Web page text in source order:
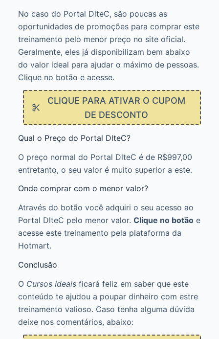
No caso do Portal DlteC, são poucas as
oportunidades de promoções para comprar este
treinamento pelo menor preço no site oficial.
Geralmente, eles já disponibilizam bem abaixo
do valor ideal para ajudar o máximo de pessoas.
Clique no botão e acesse.
CLIQUE PARA ATIVAR O CUPOM
DE DESCONTO
Qual o Preço do Portal DlteC?
O preço normal do Portal DlteC é de R$997,00
entretanto, o seu valor é muito superior a este.
Onde comprar com o menor valor?
Através do botão você adquiri o seu acesso ao
Portal DlteC pelo menor valor. Clique no botãoe
acesse este treinamento pela plataforma da
Hotmart.
Conclusão
O Cursos Ideaisficará feliz em saber que este
conteúdo te ajudou a poupar dinheiro com estre
treinamento valioso. Caso tenha alguma dúvida
deixe nos comentários, abaixo: